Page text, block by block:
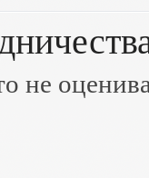
не